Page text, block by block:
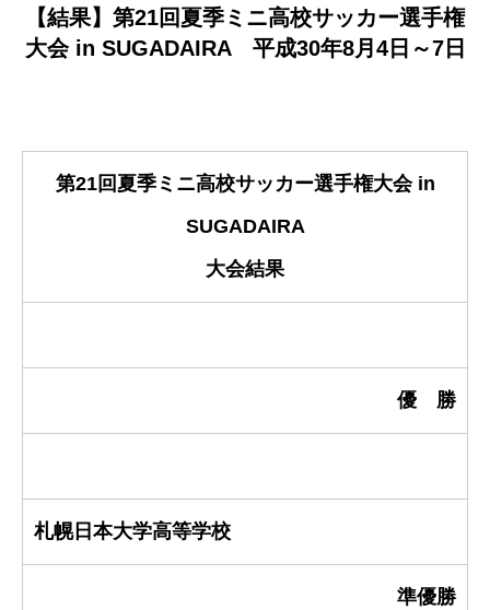
【結果】第21回夏季ミニ高校サッカー選手権
大会 in SUGADAIRA 平成30年8月4日～7日
第21回夏季ミニ高校サッカー選手権大会 in
SUGADAIRA
大会結果
優 勝
札幌日本大学高等学校
準優勝